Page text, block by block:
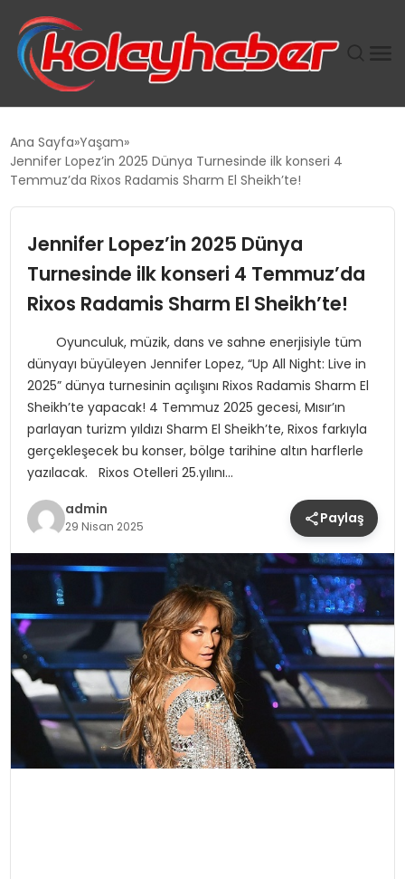
SUWEN’IN İSTIHDAM MODELI EKONOMIDE KADIN
TANYER YAPI ZEMIN MÜHENDISLIĞINDE HEDEF
BÜYÜTTÜ
TOROSLAR’DA PAZAR GERGİNLİĞİ!
Ana Sayfa Yaşam
Jennifer Lopez’in 2025 Dünya Turnesinde ilk konseri 4
Temmuz’da Rixos Radamis Sharm El Sheikh’te!
Jennifer Lopez’in 2025 Dünya
Turnesinde ilk konseri 4 Temmuz’da
Rixos Radamis Sharm El Sheikh’te!
Oyunculuk, müzik, dans ve sahne enerjisiyle tüm
dünyayı büyüleyen Jennifer Lopez, “Up All Night: Live in
2025” dünya turnesinin açılışını Rixos Radamis Sharm El
Sheikh’te yapacak! 4 Temmuz 2025 gecesi, Mısır’ın
parlayan turizm yıldızı Sharm El Sheikh’te, Rixos farkıyla
gerçekleşecek bu konser, bölge tarihine altın harflerle
yazılacak. Rixos Otelleri 25.yılını…
admin
29 Nisan 2025 Paylaş